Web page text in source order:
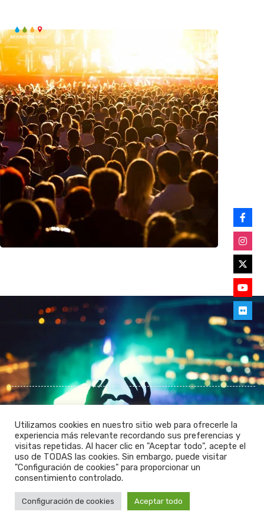
POLÍTICA DE PRIVACIDAD
POLÍTICA DE COOKIES (GALETAS)
AVISO LEGAL
Utilizamos cookies en nuestro sitio web para ofrecerle la
experiencia más relevante recordando sus preferencias y
visitas repetidas. Al hacer clic en "Aceptar todo", acepte el
uso de TODAS las cookies. Sin embargo, puede visitar
"Configuración de cookies" para proporcionar un
consentimiento controlado.
Configuración de cookies Aceptar todo